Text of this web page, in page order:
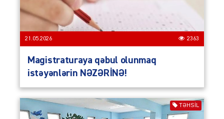
21.05.2026 2363
Magistraturaya qəbul olunmaq
istəyənlərin NƏZƏRİNƏ!
TƏHSIL